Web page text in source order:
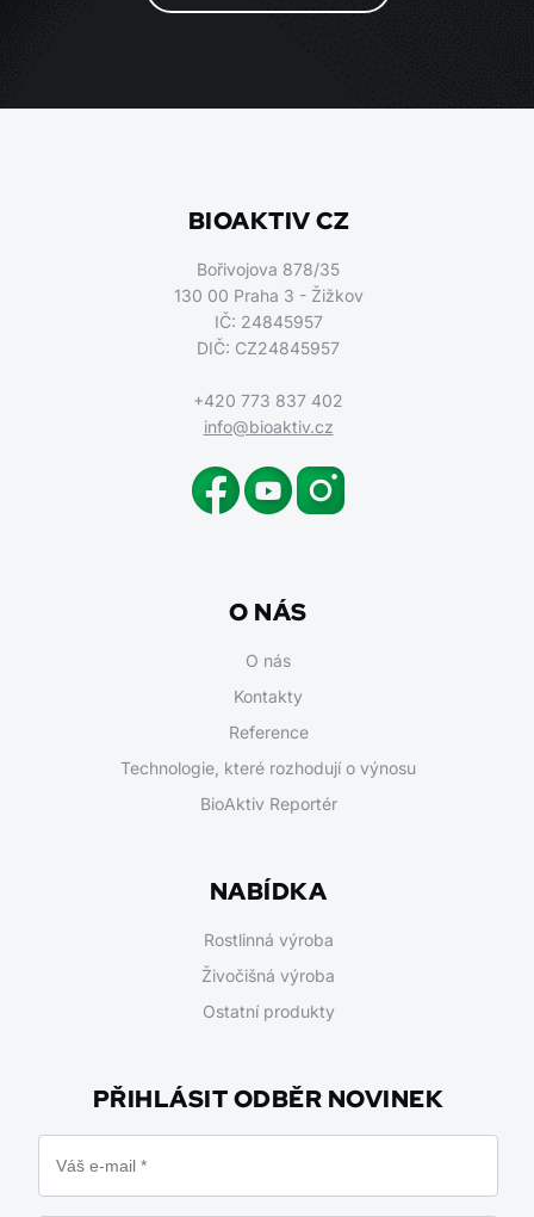
BIOAKTIV CZ
Bořivojova 878/35
130 00 Praha 3 - Žižkov
IČ: 24845957
DIČ: CZ24845957
+420 773 837 402
info@bioaktiv.cz
O NÁS
O nás
Kontakty
Reference
Technologie, které rozhodují o výnosu
BioAktiv Reportér
NABÍDKA
Rostlinná výroba
Živočišná výroba
Ostatní produkty
PŘIHLÁSIT ODBĚR NOVINEK